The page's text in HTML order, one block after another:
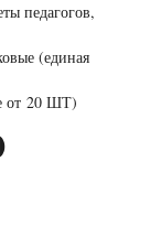
педагогов,
(единая
от 20 ШТ)